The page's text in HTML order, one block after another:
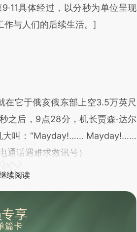
点和立场。推荐点击链接阅读原
具体经过，以分秒为单位呈现
作与人们的后续生活。]
它于俄亥俄东部上空3.5万英尺
之后，9点28分，机长贾森·达尔
大叫：“Mayday!…… Mayday!……
话遇难求救讯号）
续阅读
享
篇卡